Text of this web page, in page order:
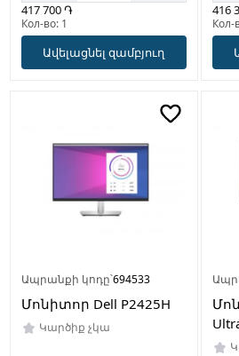
417 700 ֏
Кол-во: 1
Ավելացնել զամբյուղ
416
Кол-
Ապրանքի կոդը՝694533
Մոնիտոր Dell P2425H
Կարծիք չկա